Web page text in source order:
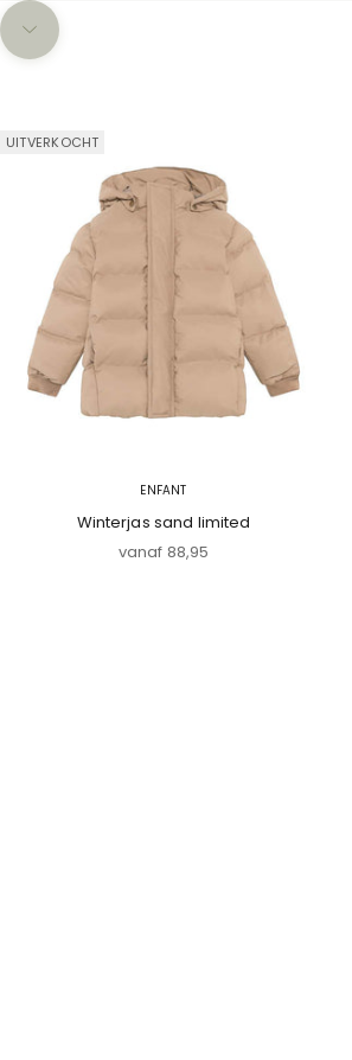
Naar volgende onderdeel navigeren
UITVERKOCHT
ENFANT
Winterjas sand limited
Aanbiedingsprijs
vanaf 88,95